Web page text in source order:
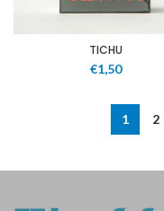
TICHU
€1,50
1 2